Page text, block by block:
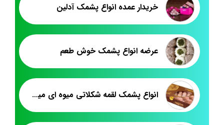
خریدار عمده انواع پشمک آدلین
عرضه انواع پشمک خوش طعم
انواع پشمک لقمه شکلاتی میوه ای میکس